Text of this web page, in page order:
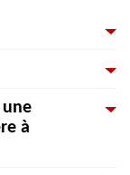
elles permettent
demeurer en état
généralement
En effet, quelques
Quoique, ce
mais surtout d’un
au moins une fois
une
à